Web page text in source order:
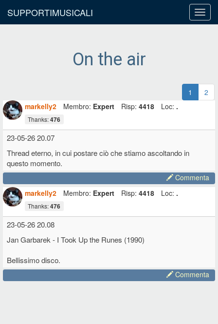
SUPPORTIMUSICALI
On the air
1
2
markelly2
Membro: Expert Risp: 4418 Loc: .
Thanks:476
23-05-26 20.07
Thread eterno, in cui postare ciò che stiamo ascoltando in
questo momento.
Commenta
markelly2
Membro: Expert Risp: 4418 Loc: .
Thanks:476
23-05-26 20.08
Jan Garbarek - I Took Up the Runes (1990)
Bellissimo disco.
Commenta